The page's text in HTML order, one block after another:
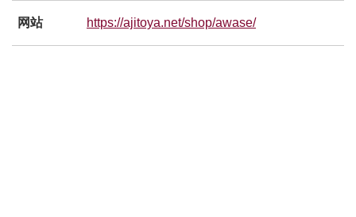
网站 https://ajitoya.net/shop/awase/別ウィンドウで